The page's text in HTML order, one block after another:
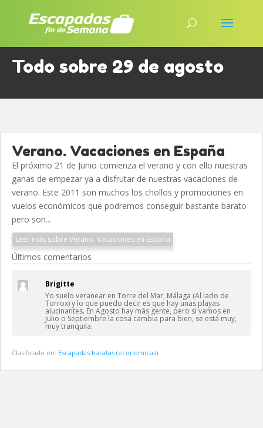
Todo sobre 29 de agosto
Verano. Vacaciones en España
El próximo 21 de Junio comienza el verano y con ello nuestras
ganas de empezar ya a disfrutar de nuestras vacaciones de
verano. Este 2011 son muchos los chollos y promociones en
vuelos económicos que podremos conseguir bastante barato
pero son...
Leer más sobre Verano. Vacaciones en España
Últimos comentarios
Brigitte
Yo suelo veranear en Torre del Mar, Málaga (Al lado de
Torrox) y lo que puedo decir es que hay unas playas
alucinantes. En Agosto hay más gente, pero si vamos en
Julio o Septiembre la cosa cambia para bien, se está muy,
muy tranquila.
Clasificado en: Escapadas baratas (económicas)